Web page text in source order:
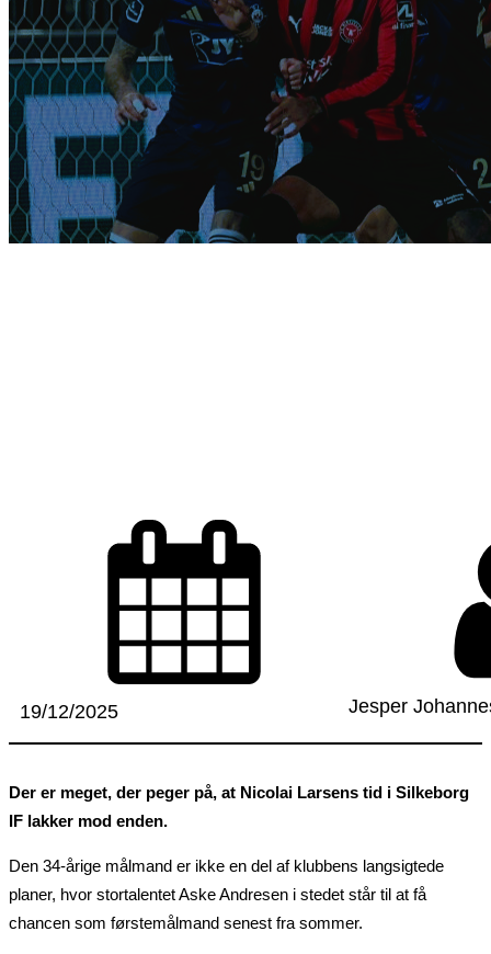
19/12/2025 Jesper
Der er meget, der peger på, at Nicolai Larsens tid i Silkeborg
IF lakker mod enden.
Den 34-årige målmand er ikke en del af klubbens langsigtede
planer, hvor stortalentet Aske Andresen i stedet står til at få
chancen som førstemålmand senest fra sommer.